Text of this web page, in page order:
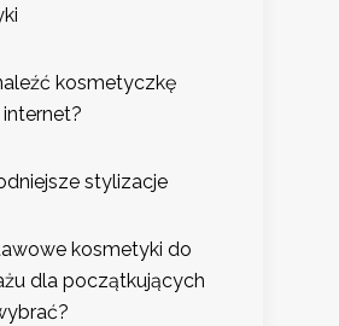
kosmetyczkę
stylizacje
kosmetyki do
dla początkujących